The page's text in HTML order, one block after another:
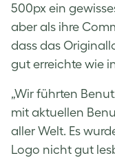
500px ein
aber als ihre
dass das
gut erreichte wie
„Wir führten
mit aktuellen
aller Welt. Es
Logo nicht gut